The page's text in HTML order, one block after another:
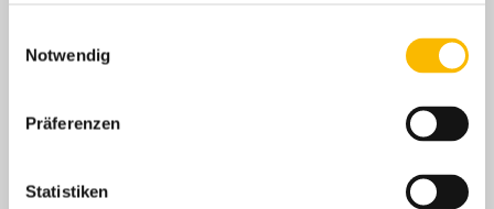
Notwendig
Präferenzen
Statistiken
PLZ Gebiet 2